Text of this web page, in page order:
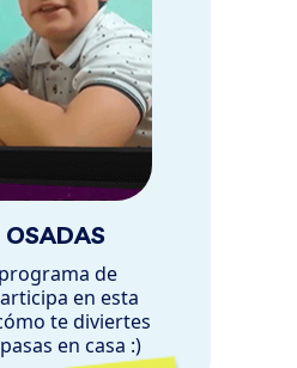
OSADAS
de
en esta
te diviertes
en casa :)